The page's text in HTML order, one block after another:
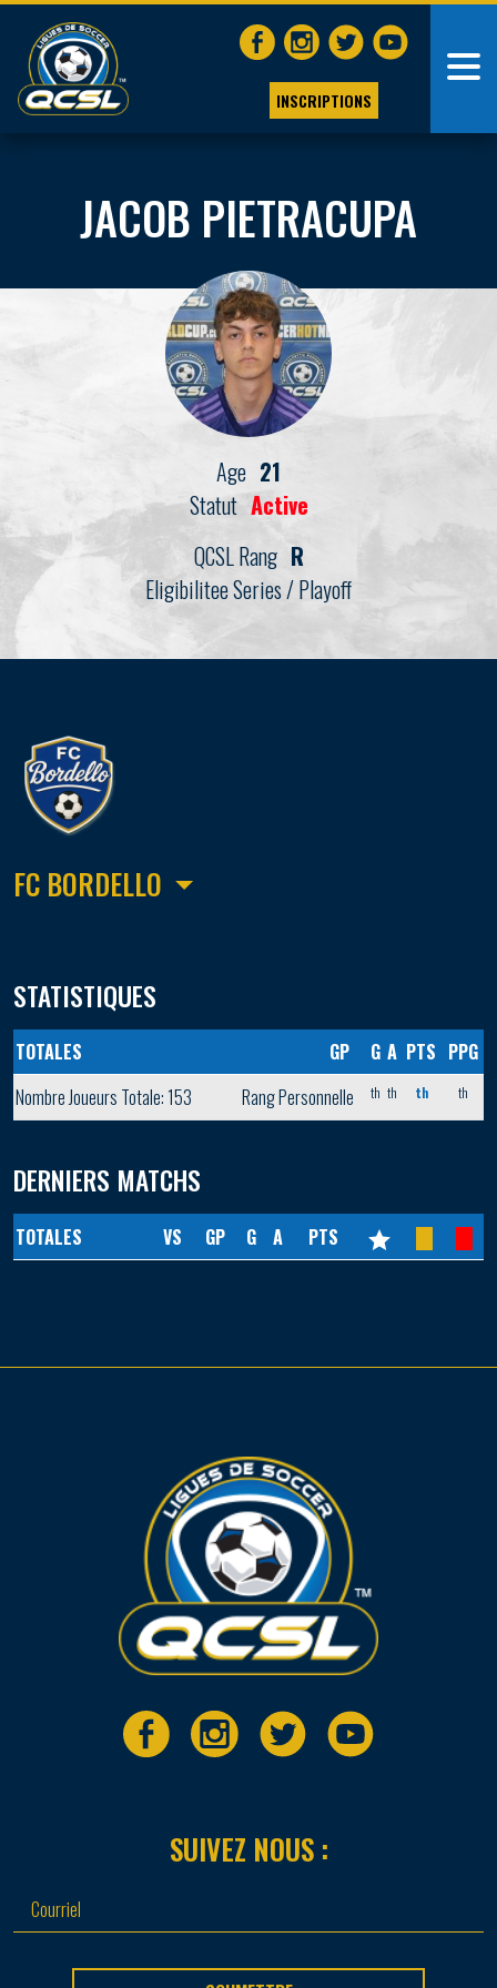
INSCRIPTIONS
JACOB PIETRACUPA
Age 21
Statut Active
QCSL Rang R
Eligibilitee Series / Playoff
FC BORDELLO
STATISTIQUES
TOTALES GP G A PTS PPG
Nombre Joueurs Totale: 153
Rang Personnelle th th th th
DERNIERS MATCHS
TOTALES VS GP G A PTS
SUIVEZ NOUS :